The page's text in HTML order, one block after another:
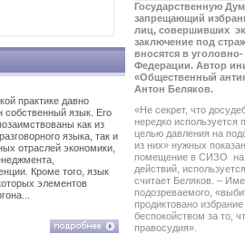
практике давно
собственный язык. Его
как из
языка, так и
отраслей экономики,
Кроме того, язык
элементов
Государственную
запрещающий
лиц, совершивших
заключение под
вносятся в
Федерации. Автор
«Общественный
Антон Беляков.
«Не секрет, что
нередко используется
целью давления на
из них» нужных
помещение в СИЗО на
действий,
считает Беляков. –
подозреваемого,
продиктовано
беспокойством за то,
правосудия».